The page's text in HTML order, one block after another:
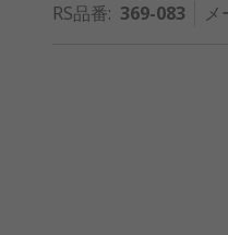
RS品番: 369-083